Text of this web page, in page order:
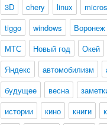
3D chery linux
tiggo
windows Воронеж
МТС
Новый год Окей
Яндекс
автомобилизм
будущее
весна
истории
кино книги